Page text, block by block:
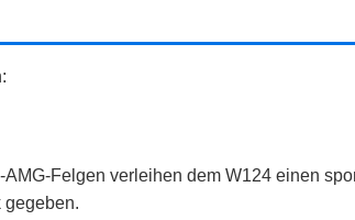
verleihen dem W124 einen
gegeben.